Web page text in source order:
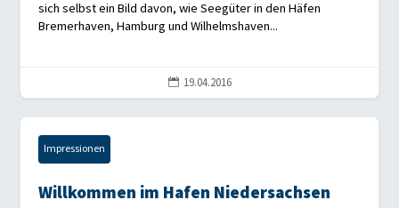
sich selbst ein Bild davon, wie Seegüter in den Häfen
Bremerhaven, Hamburg und Wilhelmshaven...
 19.04.2016
Impressionen
Willkommen im Hafen Niedersachsen